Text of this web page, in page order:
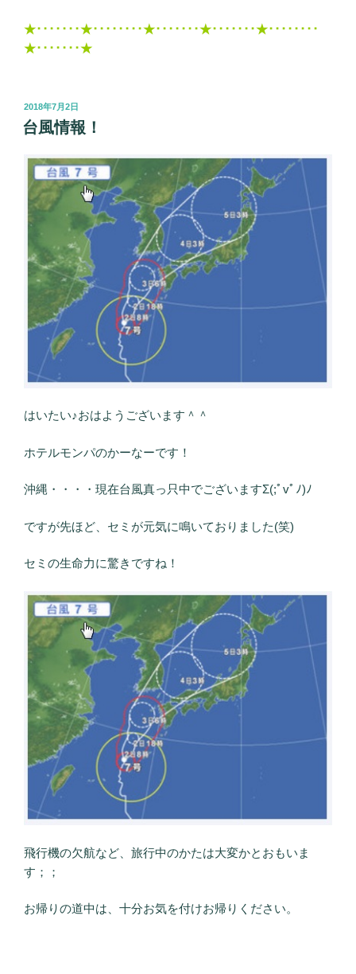
★･･･････★････････★･･･････★･･･････★････････
★･･･････★
投
稿
日:
2018年7月2日
台風情報！
はいたい♪おはようございます＾＾
ホテルモンパのかーなーです！
沖縄・・・・現在台風真っ只中でございますΣ(;ﾟvﾟﾉ)ﾉ
ですが先ほど、セミが元気に鳴いておりました(笑)
セミの生命力に驚きですね！
飛行機の欠航など、旅行中のかたは大変かとおもいま
す；；
お帰りの道中は、十分お気を付けお帰りください。